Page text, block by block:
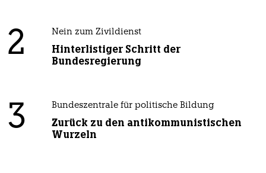
2 Nein zum Zivildienst
Hinterlistiger Schritt der
Bundesregierung
3 Bundeszentrale für politische Bildung
Zurück zu den antikommunistischen
Wurzeln